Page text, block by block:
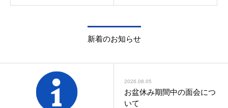
新着のお知らせ
2026.08.05
お盆休み期間中の面会につ
いて